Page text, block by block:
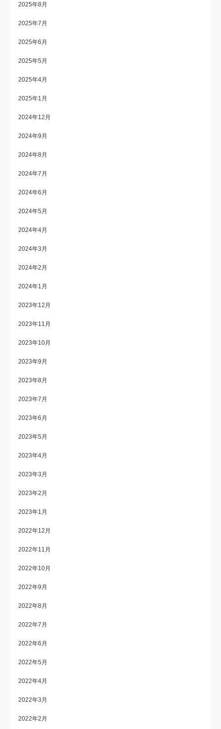
2025年8月
2025年7月
2025年6月
2025年5月
2025年4月
2025年1月
2024年12月
2024年9月
2024年8月
2024年7月
2024年6月
2024年5月
2024年4月
2024年3月
2024年2月
2024年1月
2023年12月
2023年11月
2023年10月
2023年9月
2023年8月
2023年7月
2023年6月
2023年5月
2023年4月
2023年3月
2023年2月
2023年1月
2022年12月
2022年11月
2022年10月
2022年9月
2022年8月
2022年7月
2022年6月
2022年5月
2022年4月
2022年3月
2022年2月